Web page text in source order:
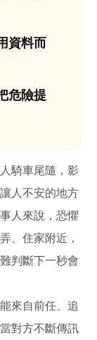
資料而
危險提
騎車尾隨，影
人不安的地方
人來說，恐懼
、住家附近，
判斷下一秒會
來自前任、追
對方不斷傳訊